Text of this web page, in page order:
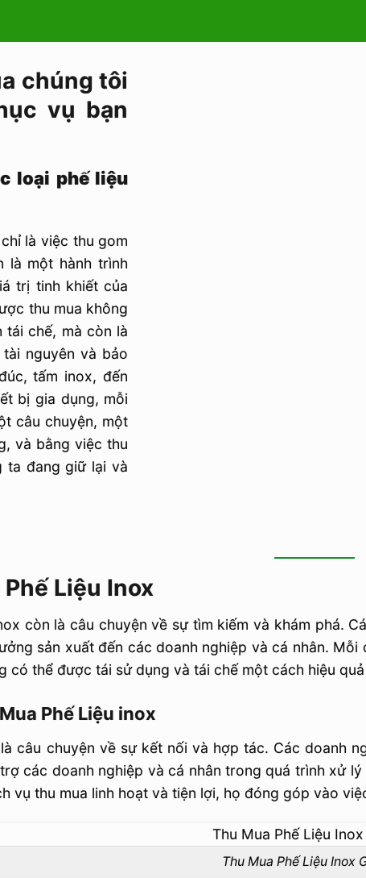
chúng tôi
vụ bạn
loại phế liệu
là việc thu gom
là một hành trình
trị tinh khiết của
thu mua không
tái chế, mà còn là
nguyên và bảo
tấm inox, đến
bị gia dụng, mỗi
câu chuyện, một
và bằng việc thu
ta đang giữ lại và
Liệu Inox
còn là câu chuyện về sự tìm kiếm và khám phá.
sản xuất đến các doanh nghiệp và cá nhân.
có thể được tái sử dụng và tái chế một cách hiệu
Phế Liệu inox
câu chuyện về sự kết nối và hợp tác. Các doanh
các doanh nghiệp và cá nhân trong quá trình xử
vụ thu mua linh hoạt và tiện lợi, họ đóng góp vào
Thu Mua Phế Liệu Inox